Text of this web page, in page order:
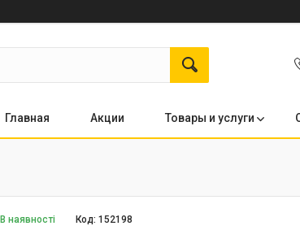
Главная Акции Товары и услуги
В наявності Код:152198